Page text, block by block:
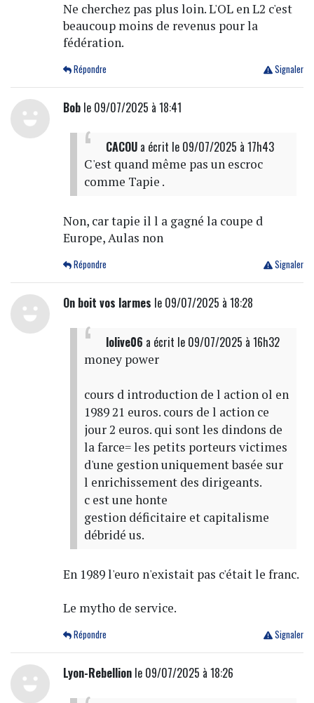
Ne cherchez pas plus loin. L'OL en L2 c'est
beaucoup moins de revenus pour la
fédération.
Signaler
Répondre
Boble 09/07/2025 à 18:41
CACOUa écrit le 09/07/2025 à 17h43
C'est quand même pas un escroc
comme Tapie .
Non, car tapie il l a gagné la coupe d
Europe, Aulas non
Signaler
Répondre
On boit vos larmes le 09/07/2025 à 18:28
lolive06 a écrit le 09/07/2025 à 16h32
money power
cours d introduction de l action ol en
1989 21 euros. cours de l action ce
jour 2 euros. qui sont les dindons de
la farce= les petits porteurs victimes
d'une gestion uniquement basée sur
l enrichissement des dirigeants.
c est une honte
gestion déficitaire et capitalisme
débridé us.
En 1989 l'euro n'existait pas c'était le franc.
Le mytho de service.
Signaler
Répondre
Lyon-Rebellionle 09/07/2025 à 18:26